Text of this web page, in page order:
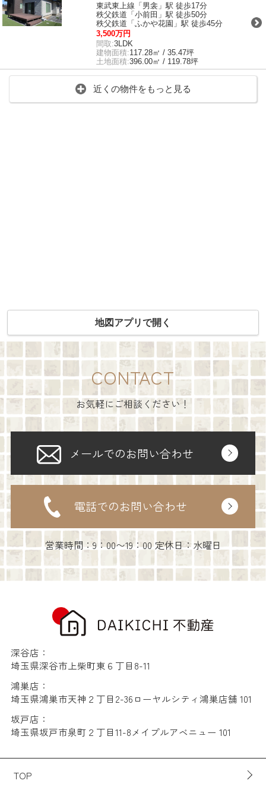
東武東上線「男衾」駅 徒歩17分
秩父鉄道「小前田」駅 徒歩50分
秩父鉄道「ふかや花園」駅 徒歩45分
3,500万円
間取:3LDK
建物面積:117.28㎡ / 35.47坪
土地面積:396.00㎡ / 119.78坪
近くの物件をもっと見る
地図アプリで開く
CONTACT
お気軽にご相談ください！
メールでのお問い合わせ
電話でのお問い合わせ
営業時間：9：00〜19：00 定休日：水曜日
深谷店：
埼玉県深谷市上柴町東６丁目8-11
鴻巣店：
埼玉県鴻巣市天神２丁目2-36ローヤルシティ鴻巣店舗 101
坂戸店：
埼玉県坂戸市泉町２丁目11-8メイプルアベニュー 101
TOP